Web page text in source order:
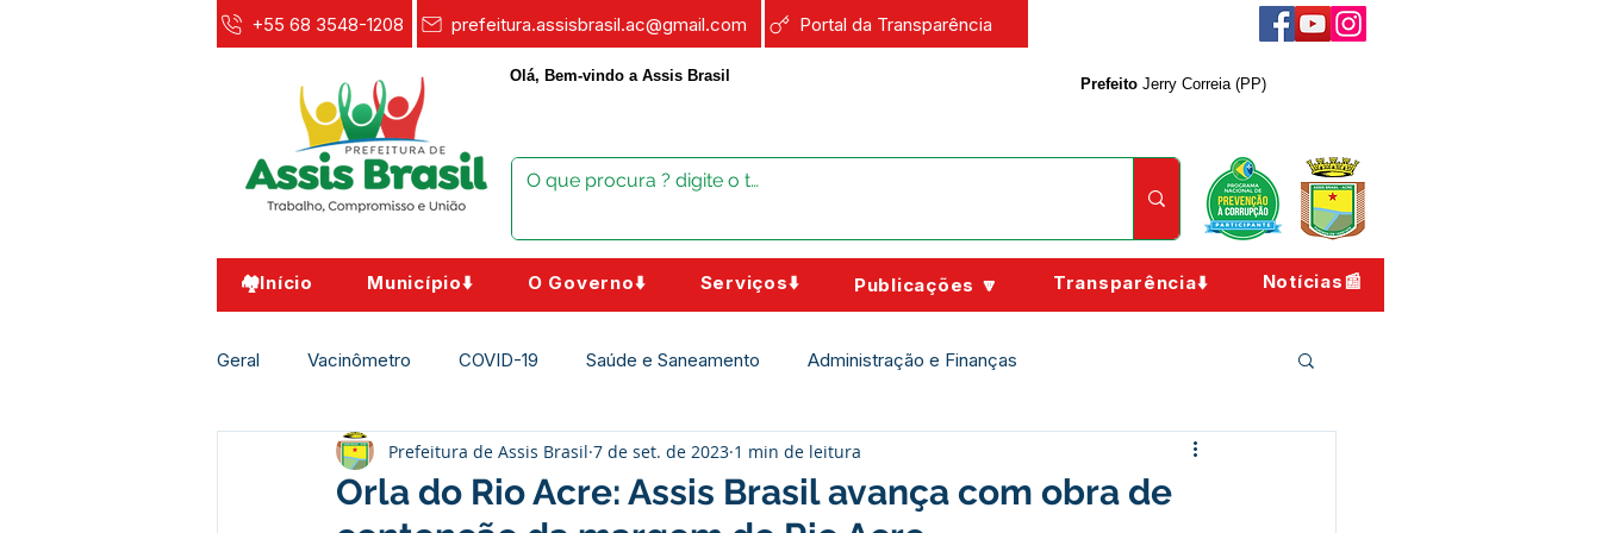
+55 68 3548-1208 prefeitura.assisbrasil.ac@gmail.com Portal da Transparência
Olá, Bem-vindo a Assis Brasil Prefeito Jerry Correia (PP)
🏘️Início Município⬇️ O Governo⬇️ Serviços⬇️ Publicações 🔽 Transparência⬇️ Notícias📰
Geral Vacinômetro COVID-19 Saúde e Saneamento Administração e Finanças
Agricultura e Meio Ambiente Assistência Social Campanhas
Orla do Rio Acre: Assis Brasil avança com obra de
Prefeitura de Assis Brasil 7 de set. de 2023 1 min de leitura